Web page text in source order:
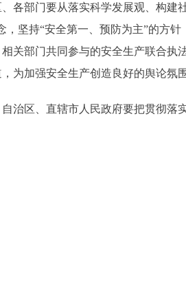
部门要从落实科学发展观、构建社
，坚持“安全第一、预防为主”的方
关部门共同参与的安全生产联合执
为加强安全生产创造良好的舆论氛
区、直辖市人民政府要把贯彻落实